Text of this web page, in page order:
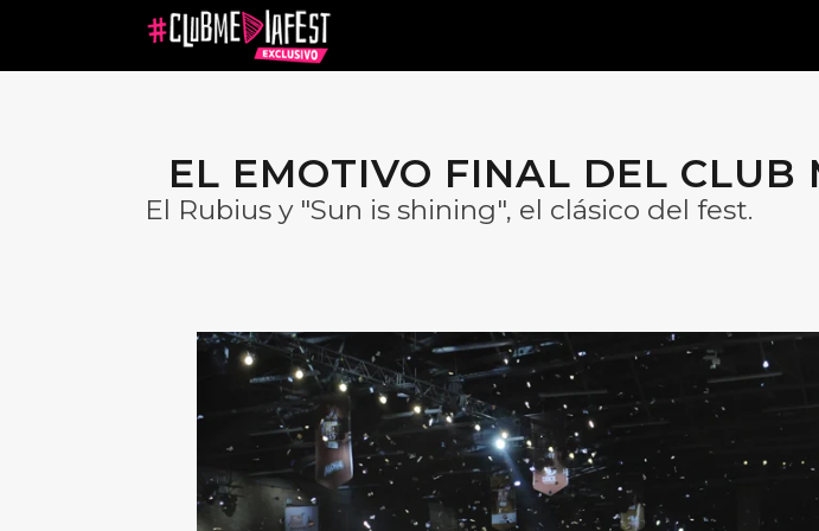
EL EMOTIVO FINAL DEL CLUB
El Rubius y "Sun is shining", el clásico del fest.